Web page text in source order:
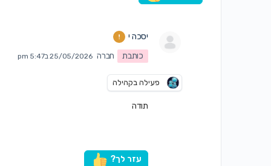
יסכה י
כותבת
חברה 25/05/2026 ב5:47 pm
פעילה בקהילה
תודה
עזר לך?